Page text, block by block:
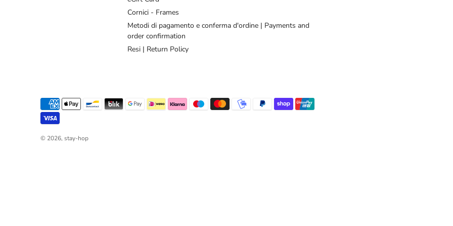
Cornici - Frames
Metodi di pagamento e conferma d'ordine | Payments and
order confirmation
Resi | Return Policy
© 2026, stay-hop